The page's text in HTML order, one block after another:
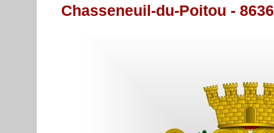
Chasseneuil-du-Poitou -